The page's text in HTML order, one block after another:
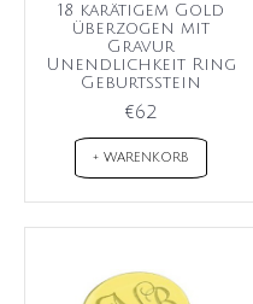
18 karätigem Gold
überzogen mit
Gravur
Unendlichkeit Ring
Geburtsstein
€62
+ WARENKORB